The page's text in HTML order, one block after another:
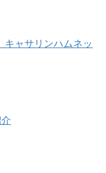
ャサリンハムネッ